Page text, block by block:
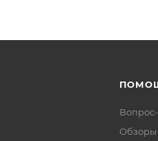
Вопрос-
Обзоры